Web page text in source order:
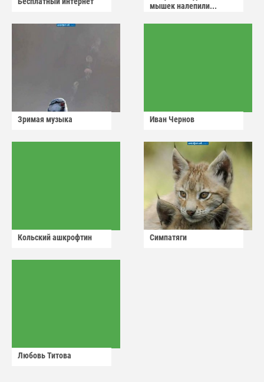
мышек налепили...
Зримая музыка Иван Чернов
Кольский ашкрофтин Симпатяги
Любовь Титова